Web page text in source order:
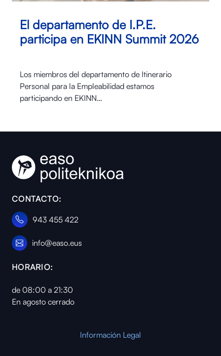
El departamento de I.P.E.
participa en EKINN Summit 2026
Los miembros del departamento de Itinerario
Personal para la Empleabilidad estamos
participando en EKINN…
CONTACTO:
943 455 422
info@easo.eus
HORARIO:
de 08:00 a 21:30
En agosto cerrado
Información Legal